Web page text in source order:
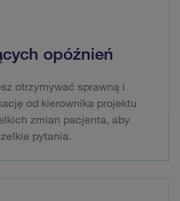
opóźnień
otrzymywać sprawną i
od kierownika projektu
zmian pacjenta, aby
pytania.